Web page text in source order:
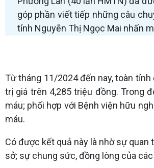
góp phần viết tiếp những câu
tỉnh Nguyễn Thị Ngọc Mai nhấn
Từ tháng 11/2024 đến nay, toàn
trị giá trên 4,285 triệu đồng. Trong
máu; phối hợp với Bệnh viện hữu
máu.
Có được kết quả này là nhờ sự quan
sở; sự chung sức, đồng lòng của